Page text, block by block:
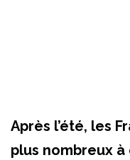
Après l’été, les
plus nombreux